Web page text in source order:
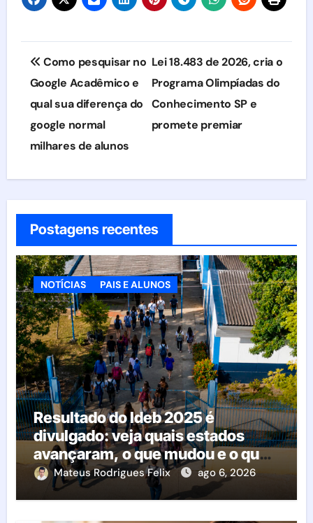
Navegação
de
Post
Como pesquisar no
Google Acadêmico e
qual sua diferença do
google normal
Lei 18.483 de 2026, cria o
Programa Olimpíadas do
Conhecimento SP e
promete premiar
milhares de alunos
Postagens recentes
NOTÍCIAS PAIS E ALUNOS
Resultado do Ideb 2025 é
divulgado: veja quais estados
avançaram, o que mudou e o que
esperar da educação brasileira
Mateus Rodrigues Felix ago 6, 2026